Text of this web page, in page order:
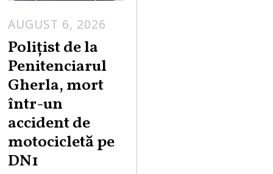
AUGUST 6, 2026
Polițist de la
Penitenciarul
Gherla, mort
într-un
accident de
motocicletă pe
DN1